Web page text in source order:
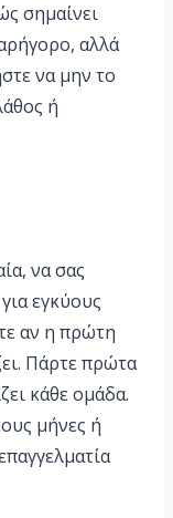
σημαίνει
αλλά
να μην το
ή
να σας
εγκύους
αν η πρώτη
Πάρτε πρώτα
κάθε ομάδα.
μήνες ή